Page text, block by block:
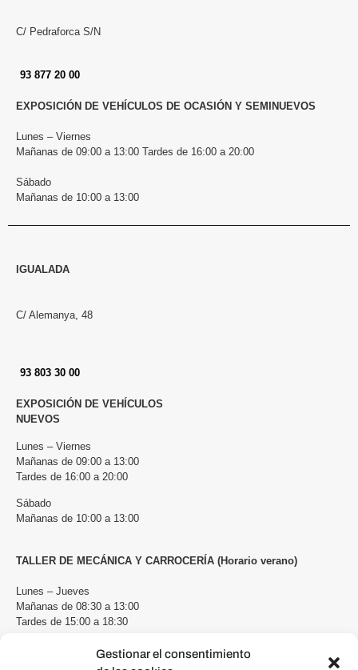
Gestionar el consentimiento
C/ Pedraforca S/N
93 877 20 00
EXPOSICIÓN DE VEHÍCULOS DE OCASIÓN Y SEMINUEVOS
Lunes – Viernes
Mañanas de 09:00 a 13:00 Tardes de 16:00 a 20:00
Sábado
Mañanas de 10:00 a 13:00
IGUALADA
C/ Alemanya, 48
93 803 30 00
EXPOSICIÓN DE VEHÍCULOS
NUEVOS
Lunes – Viernes
Mañanas de 09:00 a 13:00
Tardes de 16:00 a 20:00
Sábado
Mañanas de 10:00 a 13:00
TALLER DE MECÁNICA Y CARROCERÍA (Horario verano)
Lunes – Jueves
Mañanas de 08:30 a 13:00
Tardes de 15:00 a 18:30
Mañanas de 08:30 a 13:00